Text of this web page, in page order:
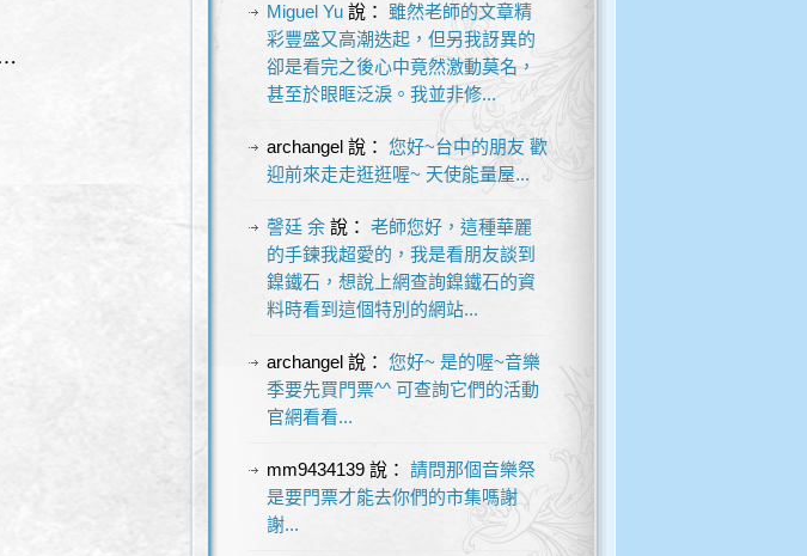
Miguel Yu說： 雖然老師的文章精
彩豐盛又高潮迭起，但另我訝異的
卻是看完之後心中竟然激動莫名，
甚至於眼眶泛淚。我並非修...
archangel說： 您好~台中的朋友 歡
迎前來走走逛逛喔~ 天使能量屋...
謦廷 余說： 老師您好，這種華麗
的手鍊我超愛的，我是看朋友談到
鎳鐵石，想說上網查詢鎳鐵石的資
料時看到這個特別的網站...
archangel說： 您好~ 是的喔~音樂
季要先買門票^^ 可查詢它們的活動
官網看看...
mm9434139說： 請問那個音樂祭
是要門票才能去你們的市集嗎謝
謝...